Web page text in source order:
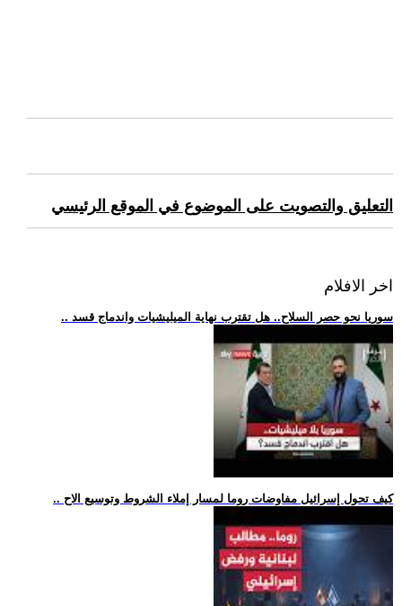
التعليق والتصويت على الموضوع في الموقع الرئيسي
اخر الافلام
.. سوريا نحو حصر السلاح.. هل تقترب نهاية الميليشيات واندماج قسد
.. كيف تحول إسرائيل مفاوضات روما لمسار إملاء الشروط وتوسيع الاح